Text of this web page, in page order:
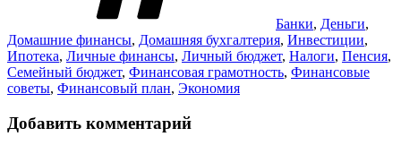
Банки, Деньги,
Домашние финансы, Домашняя бухгалтерия, Инвестиции,
Ипотека, Личные финансы, Личный бюджет, Налоги, Пенсия,
Семейный бюджет, Финансовая грамотность, Финансовые
советы, Финансовый план, Экономия
Добавить комментарий